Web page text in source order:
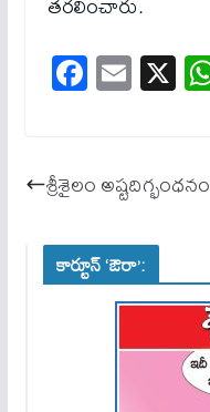
Fa
ce
ok
E
m
X
శ్రీశైలం అష్టదిగ్భంధనం
కార్టూన్ ‘ఔరా’: